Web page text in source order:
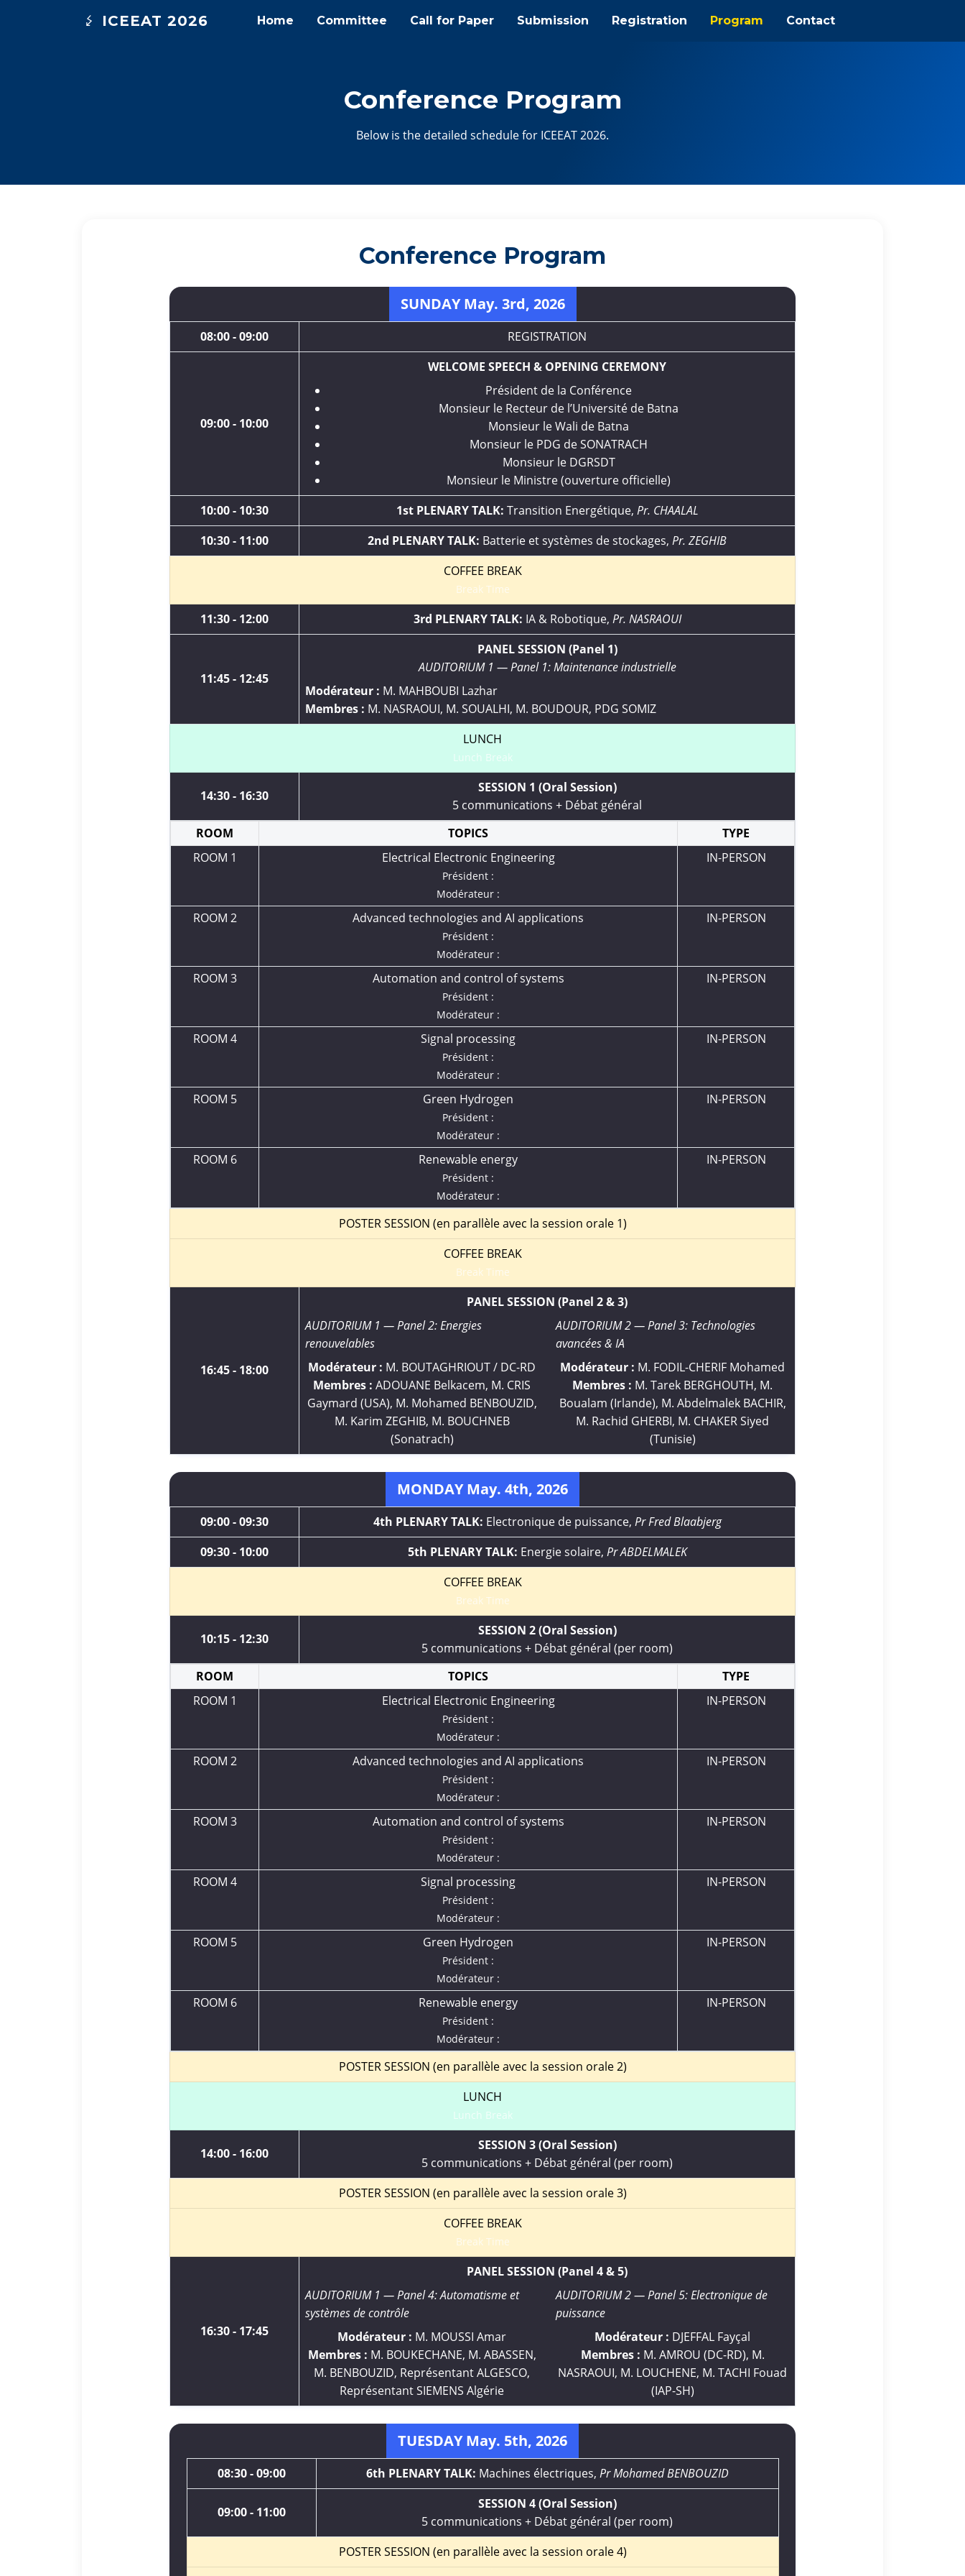
ICEEAT 2026 Home Committee Call for Paper Submission Registration Program Contact
Conference Program
Below is the detailed schedule for ICEEAT 2026.
Conference Program
SUNDAY May. 3rd, 2026
08:00 - 09:00 REGISTRATION
09:00 - 10:00
WELCOME SPEECH & OPENING CEREMONY
Président de la Conférence
Monsieur le Recteur de l’Université de Batna
Monsieur le Wali de Batna
Monsieur le PDG de SONATRACH
Monsieur le DGRSDT
Monsieur le Ministre (ouverture officielle)
10:00 - 10:30
1st PLENARY TALK: Transition Energétique, Pr. CHAALAL
10:30 - 11:00
2nd PLENARY TALK: Batterie et systèmes de stockages, Pr. ZEGHIB
COFFEE BREAK
Break Time
11:30 - 12:00 3rd PLENARY TALK: IA & Robotique, Pr. NASRAOUI
11:45 - 12:45
PANEL SESSION (Panel 1)
AUDITORIUM 1 — Panel 1: Maintenance industrielle
Modérateur : M. MAHBOUBI Lazhar
Membres : M. NASRAOUI, M. SOUALHI, M. BOUDOUR, PDG SOMIZ
LUNCH
Lunch Break
14:30 - 16:30
SESSION 1 (Oral Session)
5 communications + Débat général
ROOM
TOPICS
TYPE
ROOM 1
Electrical Electronic Engineering
Président :
Modérateur :
IN-PERSON
ROOM 2 Advanced technologies and AI applications
Président :
Modérateur :
IN-PERSON
ROOM 3 Automation and control of systems
Président :
Modérateur :
IN-PERSON
ROOM 4 Signal processing
Président :
Modérateur :
IN-PERSON
ROOM 5 Green Hydrogen
Président :
Modérateur :
IN-PERSON
ROOM 6 Renewable energy
Président :
Modérateur :
IN-PERSON
POSTER SESSION (en parallèle avec la session orale 1)
COFFEE BREAK
Break Time
16:45 - 18:00
PANEL SESSION (Panel 2 & 3)
AUDITORIUM 1 — Panel 2: Energies
renouvelables
Modérateur : M. BOUTAGHRIOUT / DC-RD
Membres : ADOUANE Belkacem, M. CRIS
Gaymard (USA), M. Mohamed BENBOUZID,
M. Karim ZEGHIB, M. BOUCHNEB
(Sonatrach)
AUDITORIUM 2 — Panel 3: Technologies
avancées & IA
Modérateur : M. FODIL-CHERIF Mohamed
Membres : M. Tarek BERGHOUTH, M.
Boualam (Irlande), M. Abdelmalek BACHIR,
M. Rachid GHERBI, M. CHAKER Siyed
(Tunisie)
MONDAY May. 4th, 2026
09:00 - 09:30 4th PLENARY TALK: Electronique de puissance, Pr Fred Blaabjerg
09:30 - 10:00
5th PLENARY TALK: Energie solaire, Pr ABDELMALEK
COFFEE BREAK
Break Time
10:15 - 12:30
SESSION 2 (Oral Session)
5 communications + Débat général (per room)
ROOM
TOPICS
TYPE
ROOM 1
Electrical Electronic Engineering
Président :
Modérateur :
IN-PERSON
ROOM 2 Advanced technologies and AI applications
Président :
Modérateur :
IN-PERSON
ROOM 3 Automation and control of systems
Président :
Modérateur :
IN-PERSON
ROOM 4 Signal processing
Président :
Modérateur :
IN-PERSON
ROOM 5 Green Hydrogen
Président :
Modérateur :
IN-PERSON
ROOM 6 Renewable energy
Président :
Modérateur :
IN-PERSON
POSTER SESSION (en parallèle avec la session orale 2)
LUNCH
Lunch Break
14:00 - 16:00
SESSION 3 (Oral Session)
5 communications + Débat général (per room)
POSTER SESSION (en parallèle avec la session orale 3)
COFFEE BREAK
Break Time
16:30 - 17:45
PANEL SESSION (Panel 4 & 5)
AUDITORIUM 1 — Panel 4: Automatisme et
systèmes de contrôle
Modérateur : M. MOUSSI Amar
Membres : M. BOUKECHANE, M. ABASSEN,
M. BENBOUZID, Représentant ALGESCO,
Représentant SIEMENS Algérie
AUDITORIUM 2 — Panel 5: Electronique de
puissance
Modérateur : DJEFFAL Fayçal
Membres : M. AMROU (DC-RD), M.
NASRAOUI, M. LOUCHENE, M. TACHI Fouad
(IAP-SH)
TUESDAY May. 5th, 2026
08:30 - 09:00 6th PLENARY TALK: Machines électriques, Pr Mohamed BENBOUZID
09:00 - 11:00
SESSION 4 (Oral Session)
5 communications + Débat général (per room)
POSTER SESSION (en parallèle avec la session orale 4)